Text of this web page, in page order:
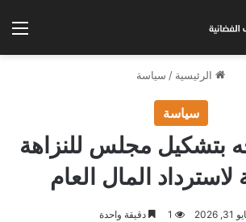
الرئيسية / سياسة
سياسة
بتشكيل مجلس للنزاهة
لاسترداد المال العام
2026
1 دقيقة واحدة